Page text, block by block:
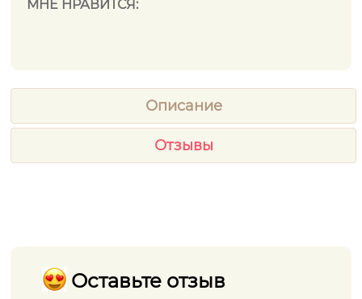
МНЕ НРАВИТСЯ:
Описание
Отзывы
Оставьте отзыв